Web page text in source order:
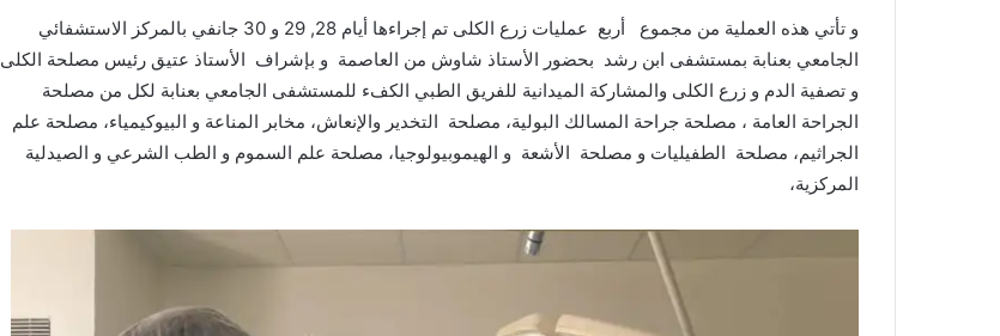
و تأتي هذه العملية من مجموع أربع عمليات زرع الكلى تم إجراءها أيام 28, 29 و 30 جانفي بالمركز الاستشفائي
الجامعي بعنابة بمستشفى ابن رشد بحضور الأستاذ شاوش من العاصمة و بإشراف الأستاذ عتيق رئيس مصلحة الكلى
و تصفية الدم و زرع الكلى والمشاركة الميدانية للفريق الطبي الكفء للمستشفى الجامعي بعنابة لكل من مصلحة
الجراحة العامة ، مصلحة جراحة المسالك البولية، مصلحة التخدير والإنعاش، مخابر المناعة و البيوكيمياء، مصلحة علم
الجراثيم، مصلحة الطفيليات و مصلحة الأشعة و الهيموبيولوجيا، مصلحة علم السموم و الطب الشرعي و الصيدلية
المركزية،